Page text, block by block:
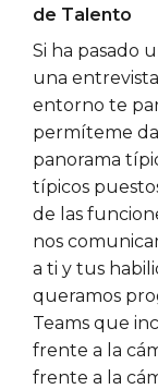
de Talento
Si ha pasado
una
entorno te
permíteme
panorama
típicos
de las
nos
a ti y tus
queramos
Teams que
frente a la
frente a la